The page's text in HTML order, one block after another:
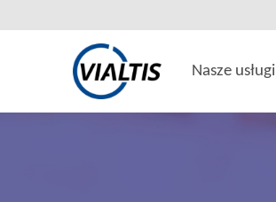
Nasze usługi